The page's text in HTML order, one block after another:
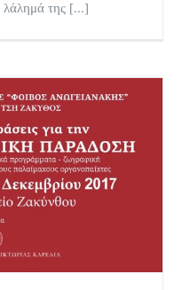
λάλημά της [...]